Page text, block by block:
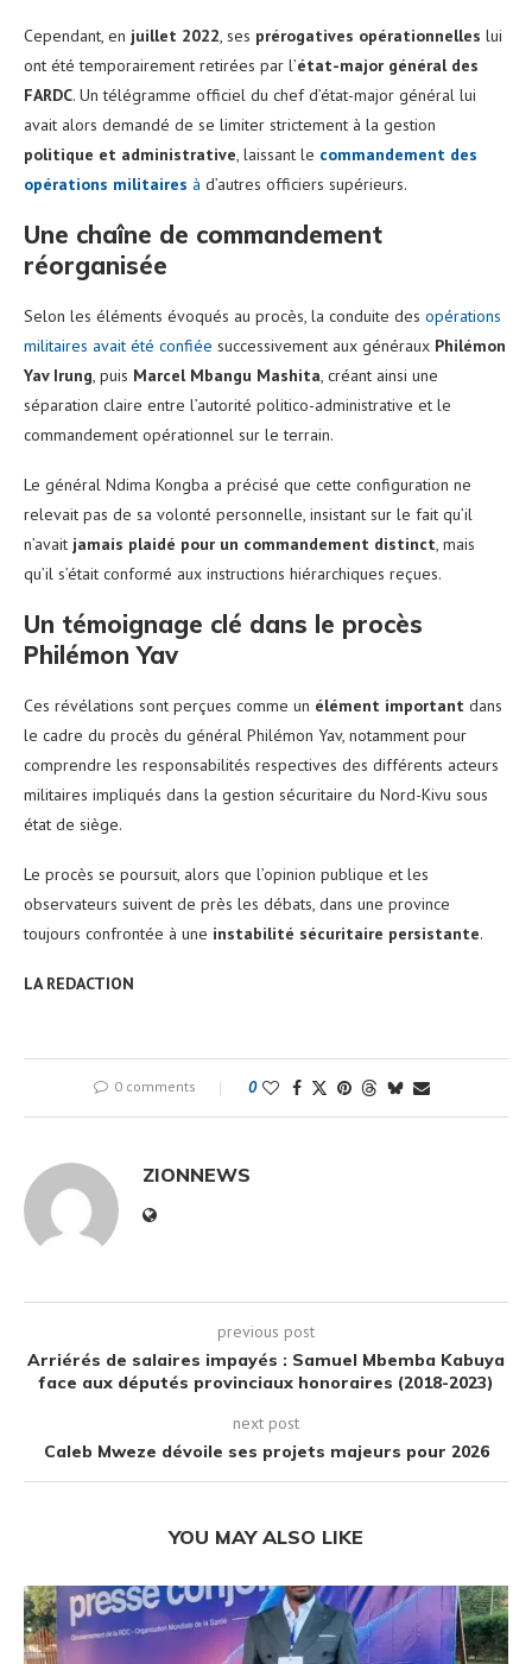
Cependant, en juillet 2022, ses prérogatives opérationnelles lui
ont été temporairement retirées par l’état-major général des
FARDC. Un télégramme officiel du chef d’état-major général lui
avait alors demandé de se limiter strictement à la gestion
politique et administrative, laissant le commandement des
opérations militaires à d’autres officiers supérieurs.
Une chaîne de commandement
réorganisée
Selon les éléments évoqués au procès, la conduite des opérations
militaires avait été confiée successivement aux généraux Philémon
Yav Irung, puis Marcel Mbangu Mashita, créant ainsi une
séparation claire entre l’autorité politico-administrative et le
commandement opérationnel sur le terrain.
Le général Ndima Kongba a précisé que cette configuration ne
relevait pas de sa volonté personnelle, insistant sur le fait qu’il
n’avait jamais plaidé pour un commandement distinct, mais
qu’il s’était conformé aux instructions hiérarchiques reçues.
Un témoignage clé dans le procès
Philémon Yav
Ces révélations sont perçues comme un élément important dans
le cadre du procès du général Philémon Yav, notamment pour
comprendre les responsabilités respectives des différents acteurs
militaires impliqués dans la gestion sécuritaire du Nord-Kivu sous
état de siège.
Le procès se poursuit, alors que l’opinion publique et les
observateurs suivent de près les débats, dans une province
toujours confrontée à une instabilité sécuritaire persistante.
LA REDACTION
0 comments 0
ZIONNEWS
previous post
Arriérés de salaires impayés : Samuel Mbemba Kabuya
face aux députés provinciaux honoraires (2018-2023)
next post
Caleb Mweze dévoile ses projets majeurs pour 2026
YOU MAY ALSO LIKE